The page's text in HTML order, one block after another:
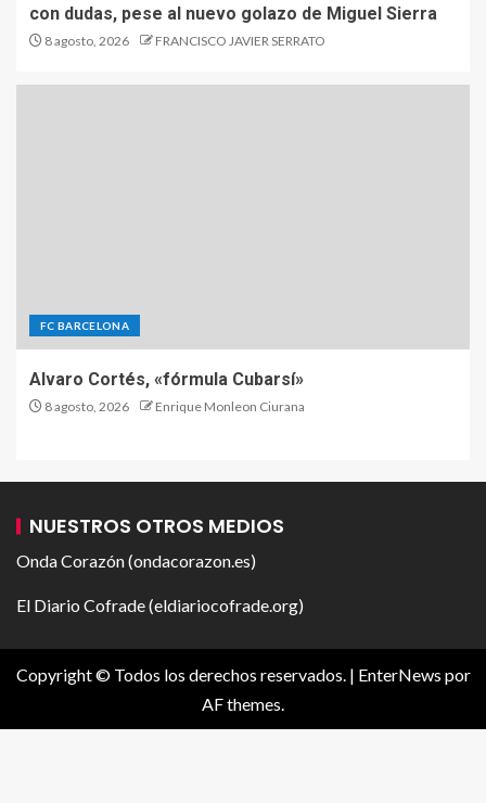
con dudas, pese al nuevo golazo de Miguel Sierra
8 agosto, 2026 FRANCISCO JAVIER SERRATO
FC BARCELONA
Alvaro Cortés, «fórmula Cubarsí»
8 agosto, 2026 Enrique Monleon Ciurana
NUESTROS OTROS MEDIOS
Onda Corazón (ondacorazon.es)
El Diario Cofrade (eldiariocofrade.org)
Copyright © Todos los derechos reservados. | EnterNews por
AF themes.